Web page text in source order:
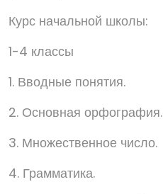
Курс начальной школы:
1-4 классы
1. Вводные понятия.
2. Основная орфография.
3. Множественное число.
4. Грамматика.